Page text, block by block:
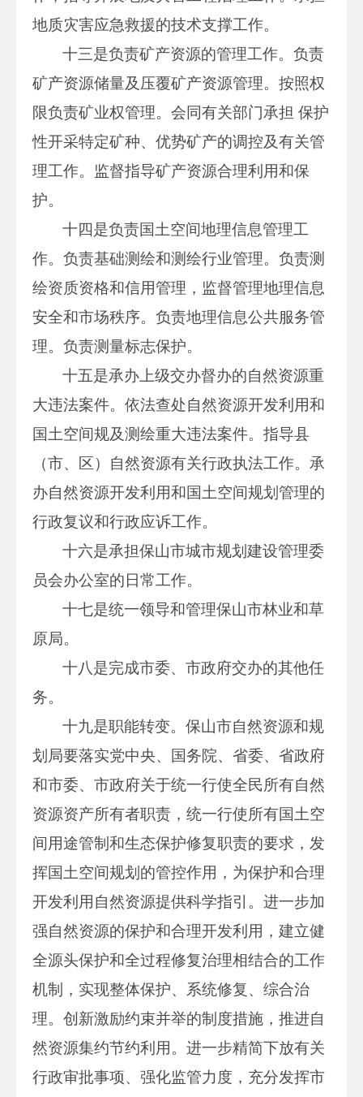
地质灾害应急救援的技术支撑工作。
十三是负责矿产资源的管理工作。负责
矿产资源储量及压覆矿产资源管理。按照权
限负责矿业权管理。会同有关部门承担 保护
性开采特定矿种、优势矿产的调控及有关管
理工作。监督指导矿产资源合理利用和保
护。
十四是负责国土空间地理信息管理工
作。负责基础测绘和测绘行业管理。负责测
绘资质资格和信用管理，监督管理地理信息
安全和市场秩序。负责地理信息公共服务管
理。负责测量标志保护。
十五是承办上级交办督办的自然资源重
大违法案件。依法查处自然资源开发利用和
国土空间规及测绘重大违法案件。指导县
（市、区）自然资源有关行政执法工作。承
办自然资源开发利用和国土空间规划管理的
行政复议和行政应诉工作。
十六是承担保山市城市规划建设管理委
员会办公室的日常工作。
十七是统一领导和管理保山市林业和草
原局。
十八是完成市委、市政府交办的其他任
务。
十九是职能转变。保山市自然资源和规
划局要落实党中央、国务院、省委、省政府
和市委、市政府关于统一行使全民所有自然
资源资产所有者职责，统一行使所有国土空
间用途管制和生态保护修复职责的要求，发
挥国土空间规划的管控作用，为保护和合理
开发利用自然资源提供科学指引。进一步加
强自然资源的保护和合理开发利用，建立健
全源头保护和全过程修复治理相结合的工作
机制，实现整体保护、系统修复、综合治
理。创新激励约束并举的制度措施，推进自
然资源集约节约利用。进一步精简下放有关
行政审批事项、强化监管力度，充分发挥市